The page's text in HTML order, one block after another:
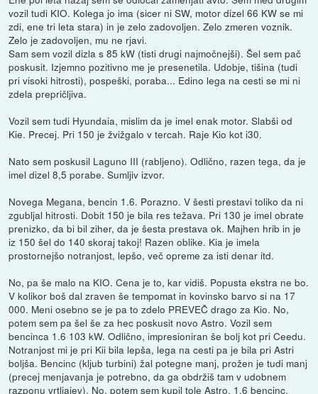
vozil tudi KIO. Kolega jo ima (sicer ni SW, motor dizel 66 KW se mi
zdi, ene tri leta stara) in je zelo zadovoljen. Zelo zmeren voznik.
Zelo je zadovoljen, mu ne rjavi.
Sam sem vozil dizla s 85 kW (tisti drugi najmočnejši). Šel sem pač
poskusit. Izjemno pozitivno me je presenetila. Udobje, tišina (tudi
pri visoki hitrosti), pospeški, poraba... Edino lega na cesti se mi ni
zdela prepričljiva.
Vozil sem tudi Hyundaia, mislim da je imel enak motor. Slabši od
Kie. Precej. Pri 150 je žvižgalo v tercah. Raje Kio kot i30.
Nato sem poskusil Laguno III (rabljeno). Odlično, razen tega, da je
imel dizel 8,5 porabe. Sumljiv izvor.
Novega Megana, bencin 1.6. Porazno. V šesti prestavi toliko da ni
zgubljal hitrosti. Dobit 150 je bila res težava. Pri 130 je imel obrate
prenizko, da bi bil ziher, da je šesta prestava ok. Majhen hrib in je
iz 150 šel do 140 skoraj takoj! Razen oblike. Kia je imela
prostornejšo notranjost, lepšo, več opreme za isti denar itd.
No, pa še malo na KIO. Cena je to, kar vidiš. Popusta ekstra ne bo.
V kolikor boš dal zraven še tempomat in kovinsko barvo si na 17
000. Meni osebno se je pa to zdelo PREVEČ drago za Kio. No,
potem sem pa šel še za hec poskusit novo Astro. Vozil sem
bencinca 1.6 103 kW. Odlično, impresioniran še bolj kot pri Ceedu.
Notranjost mi je pri Kii bila lepša, lega na cesti pa je bila pri Astri
boljša. Bencinc (kljub turbini) žal potegne manj, prožen je tudi manj
(precej menjavanja je potrebno, da ga obdržiš tam v udobnem
razponu vrtljajev). No, potem sem kupil tole Astro, 1.6 bencinc,